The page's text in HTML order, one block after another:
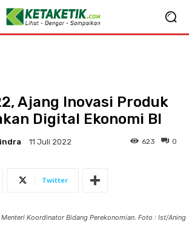
Ajang Inovasi Produk
Digital Ekonomi BI
11 Juli 2022 0
623
Twitter
Menteri Koordinator Bidang Perekonomian. Foto : Ist/Aning